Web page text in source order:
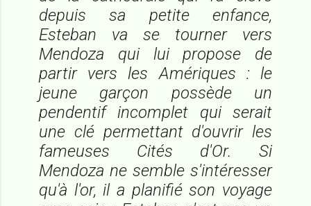
depuis sa petite enfance,
Esteban va se tourner vers
Mendoza qui lui propose de
partir vers les Amériques : le
jeune garçon possède un
pendentif incomplet qui serait
une clé permettant d'ouvrir les
fameuses Cités d'Or. Si
Mendoza ne semble s'intéresser
qu'à l'or, il a planifié son voyage